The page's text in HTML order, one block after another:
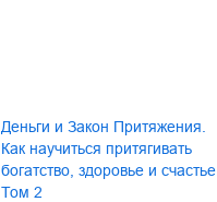
Деньги и Закон Притяжения.
Как научиться притягивать
богатство, здоровье и счастье.
Том 2